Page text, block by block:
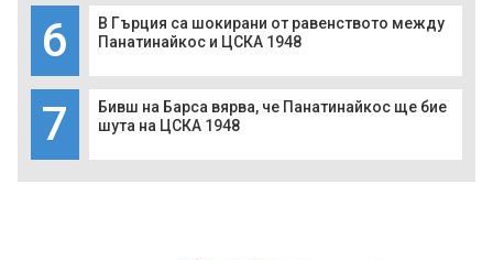
6
В Гърция са шокирани от равенството между
Панатинайкос и ЦСКА 1948
7
Бивш на Барса вярва, че Панатинайкос ще бие
шута на ЦСКА 1948